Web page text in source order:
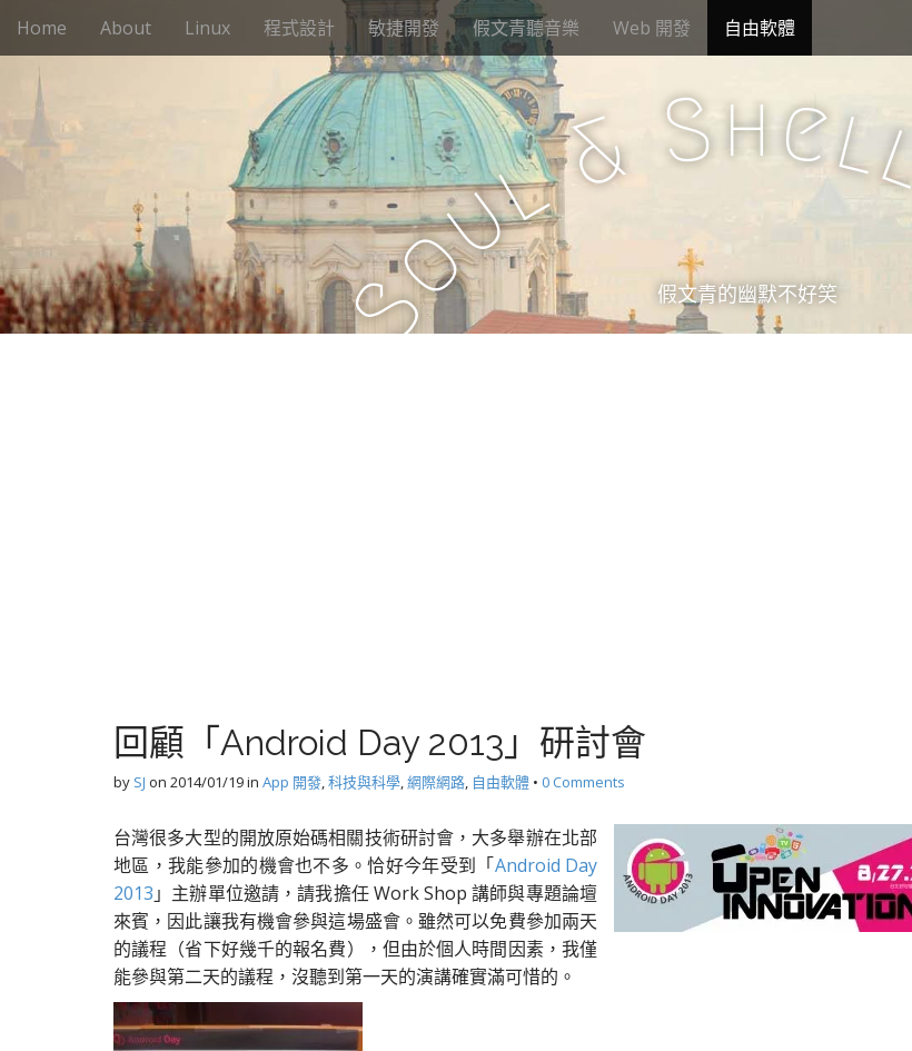
M
e
i
c
n
t
Home About Linux 程式設計 敏捷開發 假文青聽音樂 Web 開發 自由軟體
S
o
u
l& Shell
假文青的幽默不好笑
回顧「Android Day 2013」研討會
by SJ on 2014/01/19in App 開發,科技與科學,網際網路, 自由軟體 • 0 Comments
台灣很多大型的開放原始碼相關技術研討會，大多舉辦在北部
地區，我能參加的機會也不多。恰好今年受到「Android Day
2013 」主辦單位邀請，請我擔任 Work Shop 講師與專題論壇
來賓，因此讓我有機會參與這場盛會。雖然可以免費參加兩天
的議程（省下好幾千的報名費），但由於個人時間因素，我僅
能參與第二天的議程，沒聽到第一天的演講確實滿可惜的。